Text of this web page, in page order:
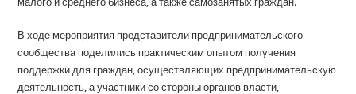
В ходе мероприятия представители предпринимательского
сообщества поделились практическим опытом получения
поддержки для граждан, осуществляющих предпринимательскую
деятельность, а участники со стороны органов власти,